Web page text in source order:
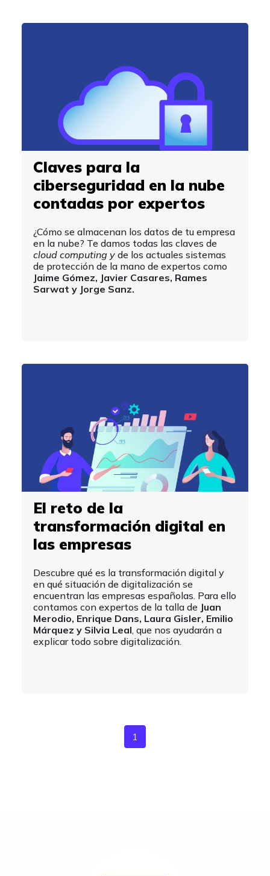
Claves para la
ciberseguridad en la nube
contadas por expertos
¿Cómo se almacenan los datos de tu empresa
en la nube? Te damos todas las claves de
cloud computing yde los actuales sistemas
de protección de la mano de expertos como
Jaime Gómez, Javier Casares, Rames
Sarwat y Jorge Sanz.
El reto de la
transformación digital en
las empresas
Descubre qué es la transformación digital y
en qué situación de digitalización se
encuentran las empresas españolas. Para ello
contamos con expertos de la talla de Juan
Merodio, Enrique Dans, Laura Gisler, Emilio
Márquez y Silvia Leal, que nos ayudarán a
explicar todo sobre digitalización.
1